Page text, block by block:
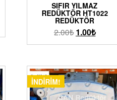
SIFIR YILMAZ
REDÜKTÖR HT1022
REDÜKTÖR
2.00₺ 1.00₺
İNDIRIM!